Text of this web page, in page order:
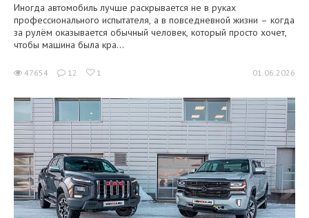
Иногда автомобиль лучше раскрывается не в руках
профессионального испытателя, а в повседневной жизни – когда
за рулём оказывается обычный человек, который просто хочет,
чтобы машина была кра...
47654 12 1 01.06.2026